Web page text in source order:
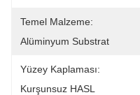
Temel Malzeme:
Alüminyum Substrat
Yüzey Kaplaması:
Kurşunsuz HASL